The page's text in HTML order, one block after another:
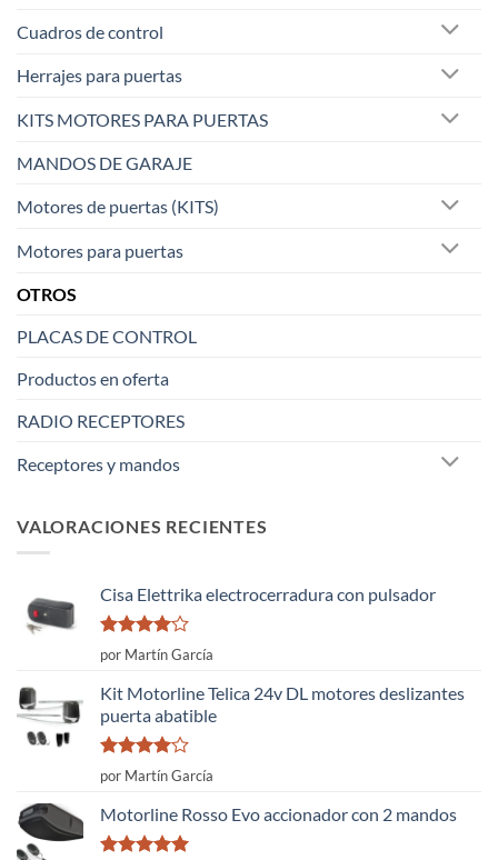
Cuadros de control
Herrajes para puertas
KITS MOTORES PARA PUERTAS
MANDOS DE GARAJE
Motores de puertas (KITS)
Motores para puertas
OTROS
PLACAS DE CONTROL
Productos en oferta
RADIO RECEPTORES
Receptores y mandos
VALORACIONES RECIENTES
Cisa Elettrika electrocerradura con pulsador
Valorado
con
5
por Martín García
Kit Motorline Telica 24v DL motores deslizantes
puerta abatible
Valorado
con
5
por Martín García
Motorline Rosso Evo accionador con 2 mandos